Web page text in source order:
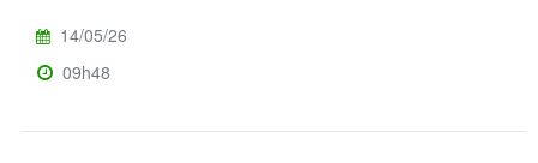
14/05/26
09h48